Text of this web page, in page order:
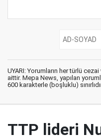
UYARI: Yorumların her türlü
aittir. Mepa News, yapılan
600 karakterle (boşluklu)
TTP lideri